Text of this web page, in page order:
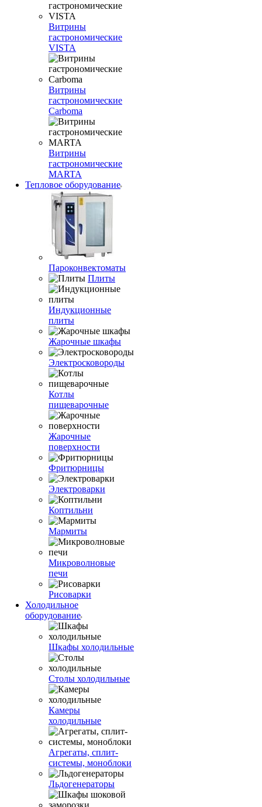
Витрины
гастрономические
VISTA
Витрины
гастрономические
Carboma
Витрины
гастрономические
MARTA
Тепловое оборудование
Пароконвектоматы
Плиты
Индукционные
плиты
Жарочные шкафы
Электросковороды
Котлы
пищеварочные
Жарочные
поверхности
Фритюрницы
Электроварки
Коптильни
Мармиты
Микроволновые
печи
Рисоварки
Холодильное
оборудование
Шкафы холодильные
Столы холодильные
Камеры
холодильные
Агрегаты, сплит-
системы, моноблоки
Льдогенераторы